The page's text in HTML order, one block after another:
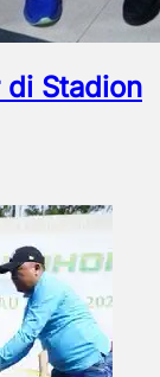
di Stadion